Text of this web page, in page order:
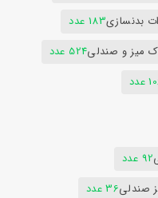
بدنسازی183 عدد
میز و صندلی524 عدد
عدد
92 عدد
صندلی36 عدد